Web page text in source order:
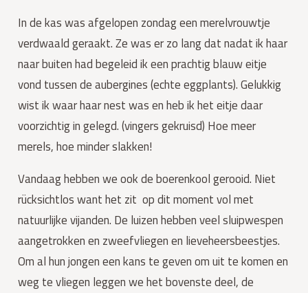
In de kas was afgelopen zondag een merelvrouwtje
verdwaald geraakt. Ze was er zo lang dat nadat ik haar
naar buiten had begeleid ik een prachtig blauw eitje
vond tussen de aubergines (echte eggplants). Gelukkig
wist ik waar haar nest was en heb ik het eitje daar
voorzichtig in gelegd. (vingers gekruisd) Hoe meer
merels, hoe minder slakken!
Vandaag hebben we ook de boerenkool gerooid. Niet
rücksichtlos want het zit  op dit moment vol met
natuurlijke vijanden. De luizen hebben veel sluipwespen
aangetrokken en zweefvliegen en lieveheersbeestjes.
Om al hun jongen een kans te geven om uit te komen en
weg te vliegen leggen we het bovenste deel, de